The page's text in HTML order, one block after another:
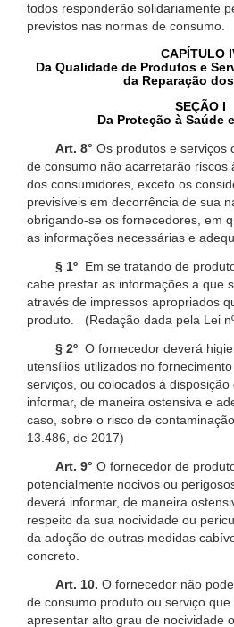
todos responderão solidariamente
previstos nas normas de consumo.
CAPÍTULO
Da Qualidade de Produtos e
da Reparação
SEÇÃO I
Da Proteção à Saúde
Art. 8° Os produtos e serviços
de consumo não acarretarão riscos
dos consumidores, exceto os
previsíveis em decorrência de sua
obrigando-se os fornecedores, em
as informações necessárias e
§ 1º Em se tratando de
cabe prestar as informações a que
através de impressos apropriados
produto. (Redação dada pela Lei
§ 2º O fornecedor deverá
utensílios utilizados no
serviços, ou colocados à disposição
informar, de maneira ostensiva e
caso, sobre o risco de
13.486, de 2017)
Art. 9° O fornecedor de
potencialmente nocivos ou
deverá informar, de maneira
respeito da sua nocividade ou
da adoção de outras medidas
concreto.
Art. 10. O fornecedor não
de consumo produto ou serviço
apresentar alto grau de nocividade